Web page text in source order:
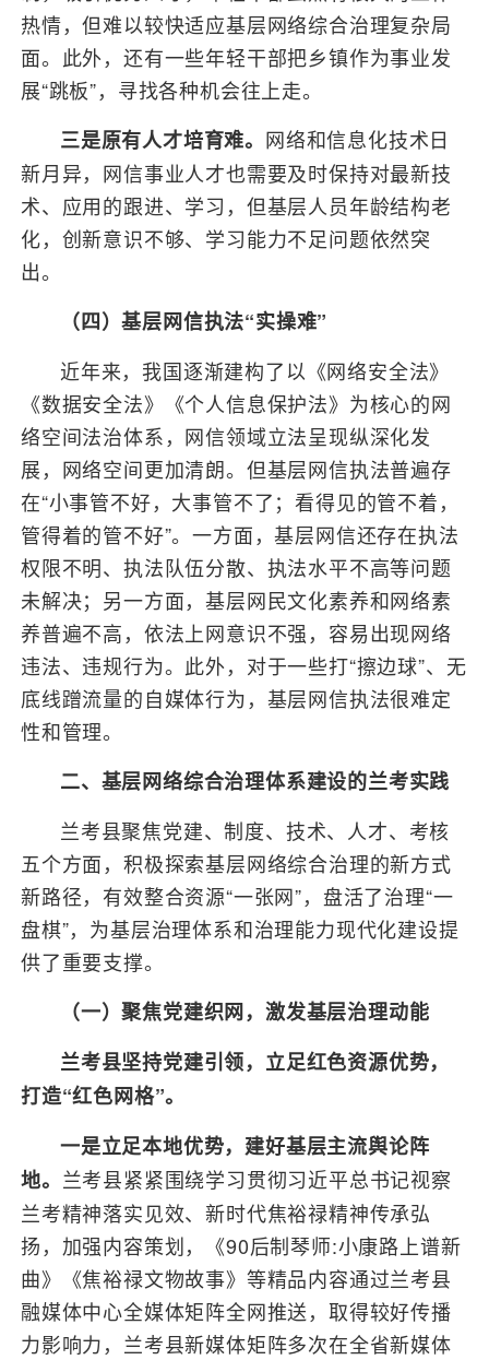
热情，但难以较快适应基层网络综合治理复杂局
面。此外，还有一些年轻干部把乡镇作为事业发
展“跳板”，寻找各种机会往上走。
三是原有人才培育难。 网络和信息化技术日
新月异，网信事业人才也需要及时保持对最新技
术、应用的跟进、学习，但基层人员年龄结构老
化，创新意识不够、学习能力不足问题依然突
出。
（四）基层网信执法“实操难”
近年来，我国逐渐建构了以《网络安全法》
《数据安全法》《个人信息保护法》为核心的网
络空间法治体系，网信领域立法呈现纵深化发
展，网络空间更加清朗。但基层网信执法普遍存
在“小事管不好，大事管不了；看得见的管不着，
管得着的管不好”。一方面，基层网信还存在执法
权限不明、执法队伍分散、执法水平不高等问题
未解决；另一方面，基层网民文化素养和网络素
养普遍不高，依法上网意识不强，容易出现网络
违法、违规行为。此外，对于一些打“擦边球”、无
底线蹭流量的自媒体行为，基层网信执法很难定
性和管理。
二、基层网络综合治理体系建设的兰考实践
兰考县聚焦党建、制度、技术、人才、考核
五个方面，积极探索基层网络综合治理的新方式
新路径，有效整合资源“一张网”，盘活了治理“一
盘棋”，为基层治理体系和治理能力现代化建设提
供了重要支撑。
（一）聚焦党建织网，激发基层治理动能
兰考县坚持党建引领，立足红色资源优势，
打造“红色网格”。
一是立足本地优势，建好基层主流舆论阵
地。 兰考县紧紧围绕学习贯彻习近平总书记视察
兰考精神落实见效、新时代焦裕禄精神传承弘
扬，加强内容策划，《90后制琴师:小康路上谱新
曲》《焦裕禄文物故事》等精品内容通过兰考县
融媒体中心全媒体矩阵全网推送，取得较好传播
力影响力，兰考县新媒体矩阵多次在全省新媒体